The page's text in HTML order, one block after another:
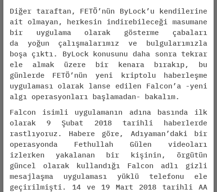
Diğer taraftan, FETÖ’nün ByLock’u kendilerine
ait olmayan, herkesin indirebileceği masumane
bir uygulama olarak gösterme çabaları
da yoğun çalışmalarımız ve bulgularımızla
boşa çıktı. ByLock konusunu daha sonra tekrar
ele almak üzere bir kenara bırakıp, bu
günlerde FETÖ’nün yeni kriptolu haberleşme
uygulaması olarak lanse edilen Falcon’a -yeni
algı operasyonları başlamadan- bakalım.
Falcon isimli uygulamanın adına basında ilk
olarak 9 Şubat 2018 tarihli haberlerde
rastlıyoruz. Habere göre, Adıyaman’daki bir
operasyonda Fethullah Gülen videoları
izlerken yakalanan bir kişinin, örgütün
güncel olarak kullandığı Falcon adlı gizli
mesajlaşma uygulaması yüklü telefonu ele
geçirilmişti. 14 ve 19 Mart 2018 tarihli AA